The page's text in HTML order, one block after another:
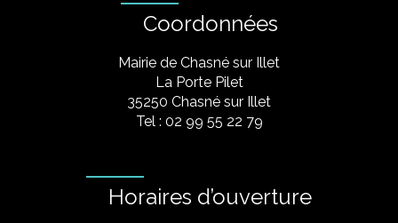
Coordonnées
Mairie de Chasné sur Illet
La Porte Pilet
35250 Chasné sur Illet
Tel : 02 99 55 22 79
Horaires d’ouverture